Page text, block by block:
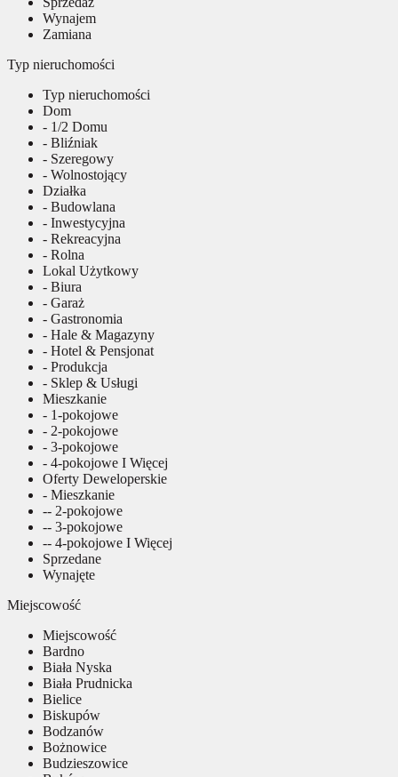
Wynajem
Zamiana
Typ nieruchomości
Typ nieruchomości
Dom
- 1/2 Domu
- Bliźniak
- Szeregowy
- Wolnostojący
Działka
- Budowlana
- Inwestycyjna
- Rekreacyjna
- Rolna
Lokal Użytkowy
- Biura
- Garaż
- Gastronomia
- Hale & Magazyny
- Hotel & Pensjonat
- Produkcja
- Sklep & Usługi
Mieszkanie
- 1-pokojowe
- 2-pokojowe
- 3-pokojowe
- 4-pokojowe I Więcej
Oferty Deweloperskie
- Mieszkanie
-- 2-pokojowe
-- 3-pokojowe
-- 4-pokojowe I Więcej
Sprzedane
Wynajęte
Miejscowość
Miejscowość
Bardno
Biała Nyska
Biała Prudnicka
Bielice
Biskupów
Bodzanów
Bożnowice
Budzieszowice